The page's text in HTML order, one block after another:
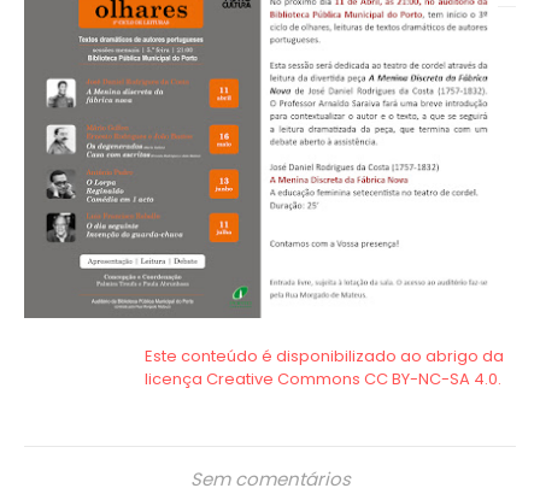
Sem comentários